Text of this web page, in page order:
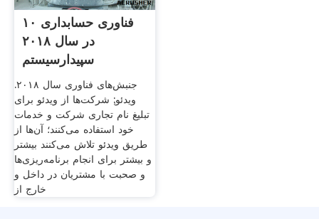
۱۰ فناوری حسابداری
در سال ۲۰۱۸
سپیدارسیستم
جنبش‌های فناوری سال ۲۰۱۸.
ویدئو; شرکت‌ها از ویدئو برای
تبلیغ نام تجاری شرکت و خدمات
خود استفاده می‌کنند؛ آن‌ها از
طریق ویدئو تلاش می‌کنند بیشتر
و بیشتر برای انجام برنامه‌ریزی‌ها
و صحبت با مشتریان در داخل و
خارج از